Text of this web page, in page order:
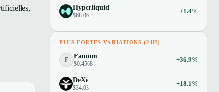
Hyperliquid
$68.06
+1.4%
PLUS FORTES VARIATIONS (24H)
F Fantom
$0.4568
+36.9%
DeXe
$34.03
+18.1%